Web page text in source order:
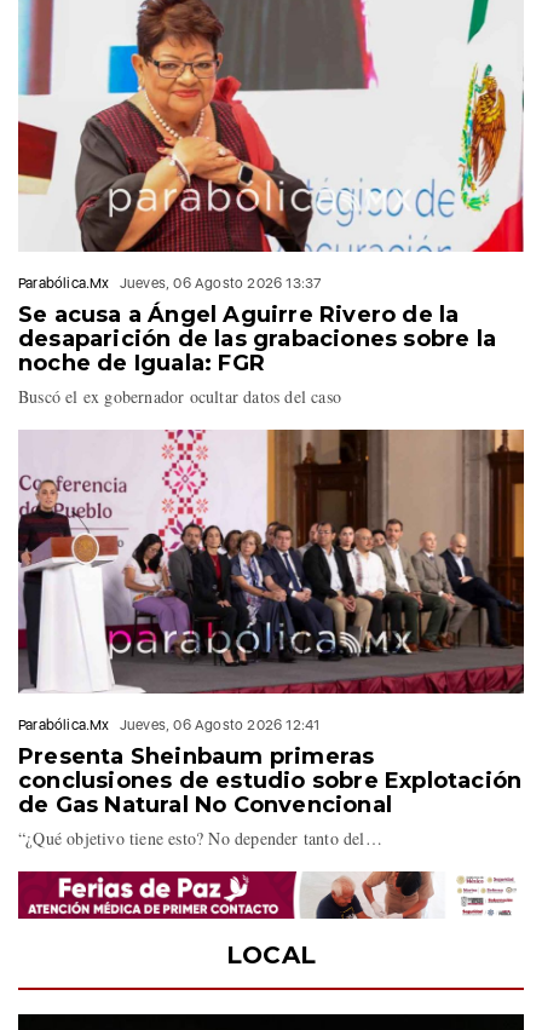
📺 Canal 16.1 de
@SICOMTVPue
#PorAmorAPuebla
https://t.co/q7Qq1EjCZ4
— Fernando Maldonado
(@FerMaldonadoMX)
July 30, 2026
Parabólica.Mx Jueves, 06 Agosto 2026 13:37
Se acusa a Ángel Aguirre Rivero de la
desaparición de las grabaciones sobre la
noche de Iguala: FGR
Buscó el ex gobernador ocultar datos del caso
Parabólica.Mx Jueves, 06 Agosto 2026 12:41
Presenta Sheinbaum primeras
conclusiones de estudio sobre Explotación
de Gas Natural No Convencional
“¿Qué objetivo tiene esto? No depender tanto del…
LOCAL